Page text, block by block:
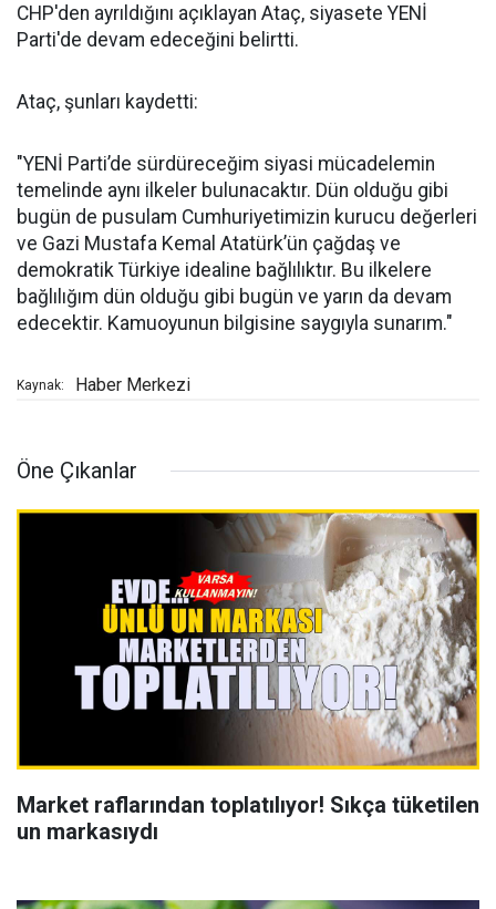
CHP'den ayrıldığını açıklayan Ataç, siyasete YENİ
Parti'de devam edeceğini belirtti.
Ataç, şunları kaydetti:
"YENİ Parti’de sürdüreceğim siyasi mücadelemin
temelinde aynı ilkeler bulunacaktır. Dün olduğu gibi
bugün de pusulam Cumhuriyetimizin kurucu değerleri
ve Gazi Mustafa Kemal Atatürk’ün çağdaş ve
demokratik Türkiye idealine bağlılıktır. Bu ilkelere
bağlılığım dün olduğu gibi bugün ve yarın da devam
edecektir. Kamuoyunun bilgisine saygıyla sunarım."
Kaynak: Haber Merkezi
Öne Çıkanlar
Market raflarından toplatılıyor! Sıkça tüketilen
un markasıydı